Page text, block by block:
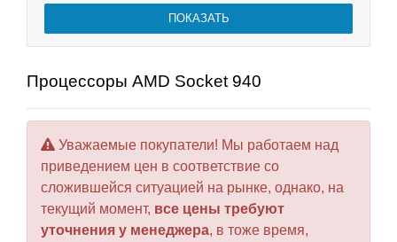
Процессоры AMD Socket 940
Уважаемые покупатели! Мы работаем над
приведением цен в соответствие со
сложившейся ситуацией на рынке, однако, на
текущий момент, все цены требуют
уточнения у менеджера, в тоже время,